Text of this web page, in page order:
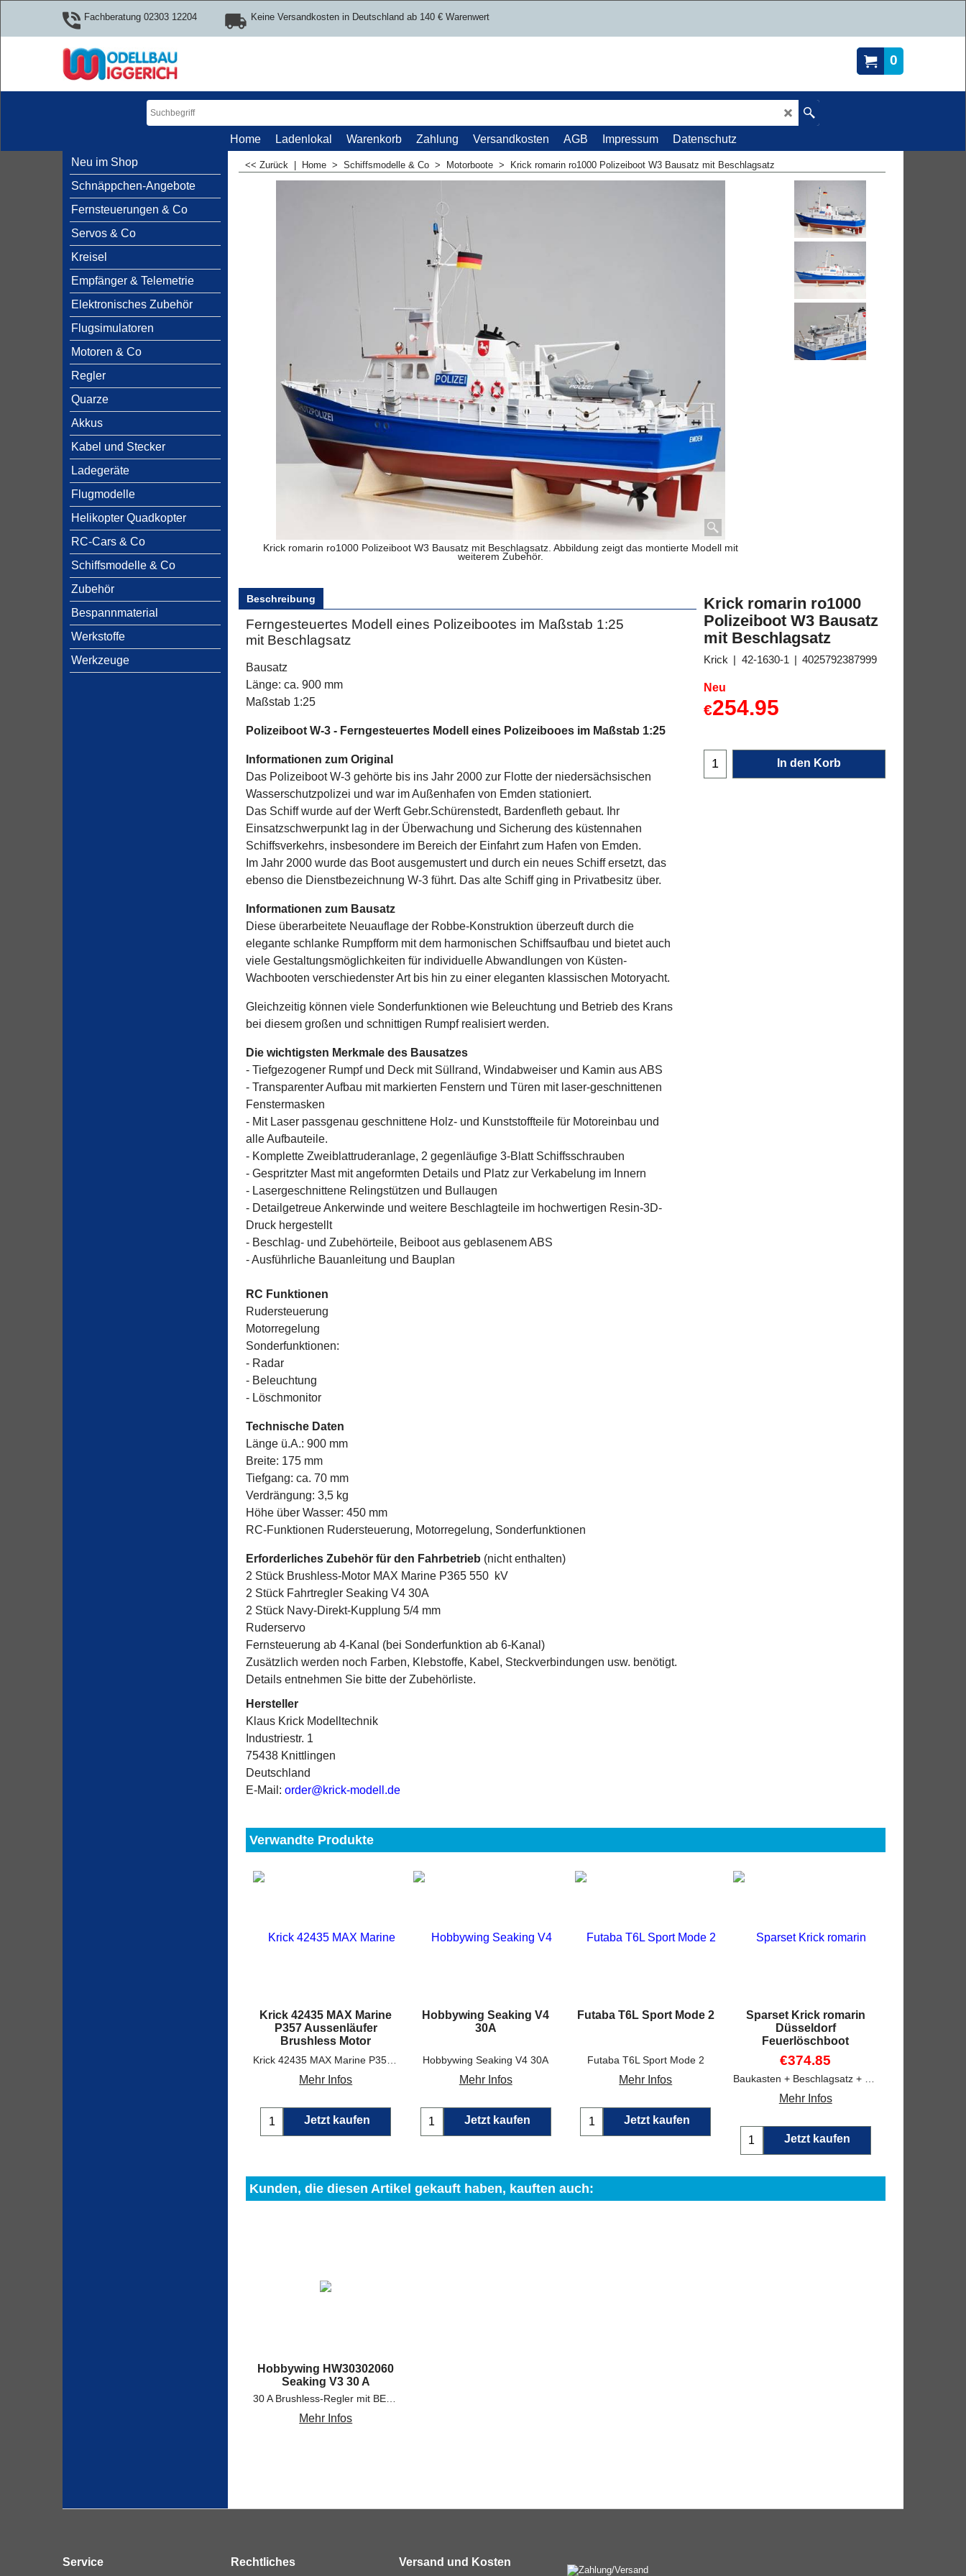
Fachberatung 02303 12204 Keine Versandkosten in Deutschland ab 140 € Warenwert
0
Home Ladenlokal Warenkorb Zahlung Versandkosten AGB Impressum
Datenschutz
Neu im Shop
Schnäppchen-Angebote
Fernsteuerungen & Co
Servos & Co
Kreisel
Empfänger & Telemetrie
Elektronisches Zubehör
Flugsimulatoren
Motoren & Co
Regler
Quarze
Akkus
Kabel und Stecker
Ladegeräte
Flugmodelle
Helikopter Quadkopter
RC-Cars & Co
Schiffsmodelle & Co
Zubehör
Bespannmaterial
Werkstoffe
Werkzeuge
<< Zurück Home > Schiffsmodelle & Co > Motorboote > Krick romarin ro1000 Polizeiboot W3 Bausatz mit Beschlagsatz
Krick romarin ro1000 Polizeiboot W3 Bausatz mit Beschlagsatz. Abbildung zeigt das montierte Modell mit
weiterem Zubehör.
Krick romarin ro1000
Polizeiboot W3 Bausatz
mit Beschlagsatz
Krick 42-1630-1 4025792387999
Neu
€254.95
In den Korb
Beschreibung
Ferngesteuertes Modell eines Polizeibootes im Maßstab 1:25
mit Beschlagsatz
Bausatz
Länge: ca. 900 mm
Maßstab 1:25
Polizeiboot W-3 - Ferngesteuertes Modell eines Polizeibooes im Maßstab 1:25
Informationen zum Original
Das Polizeiboot W-3 gehörte bis ins Jahr 2000 zur Flotte der niedersächsischen
Wasserschutzpolizei und war im Außenhafen von Emden stationiert.
Das Schiff wurde auf der Werft Gebr.Schürenstedt, Bardenfleth gebaut. Ihr
Einsatzschwerpunkt lag in der Überwachung und Sicherung des küstennahen
Schiffsverkehrs, insbesondere im Bereich der Einfahrt zum Hafen von Emden.
Im Jahr 2000 wurde das Boot ausgemustert und durch ein neues Schiff ersetzt, das
ebenso die Dienstbezeichnung W-3 führt. Das alte Schiff ging in Privatbesitz über.
Informationen zum Bausatz
Diese überarbeitete Neuauflage der Robbe-Konstruktion überzeuft durch die
elegante schlanke Rumpfform mit dem harmonischen Schiffsaufbau und bietet auch
viele Gestaltungsmöglichkeiten für individuelle Abwandlungen von Küsten-
Wachbooten verschiedenster Art bis hin zu einer eleganten klassischen Motoryacht.
Gleichzeitig können viele Sonderfunktionen wie Beleuchtung und Betrieb des Krans
bei diesem großen und schnittigen Rumpf realisiert werden.
Die wichtigsten Merkmale des Bausatzes
- Tiefgezogener Rumpf und Deck mit Süllrand, Windabweiser und Kamin aus ABS
- Transparenter Aufbau mit markierten Fenstern und Türen mit laser-geschnittenen
Fenstermasken
- Mit Laser passgenau geschnittene Holz- und Kunststoffteile für Motoreinbau und
alle Aufbauteile.
- Komplette Zweiblattruderanlage, 2 gegenläufige 3-Blatt Schiffsschrauben
- Gespritzter Mast mit angeformten Details und Platz zur Verkabelung im Innern
- Lasergeschnittene Relingstützen und Bullaugen
- Detailgetreue Ankerwinde und weitere Beschlagteile im hochwertigen Resin-3D-
Druck hergestellt
- Beschlag- und Zubehörteile, Beiboot aus geblasenem ABS
- Ausführliche Bauanleitung und Bauplan
RC Funktionen
Rudersteuerung
Motorregelung
Sonderfunktionen:
- Radar
- Beleuchtung
- Löschmonitor
Technische Daten
Länge ü.A.: 900 mm
Breite: 175 mm
Tiefgang: ca. 70 mm
Verdrängung: 3,5 kg
Höhe über Wasser: 450 mm
RC-Funktionen Rudersteuerung, Motorregelung, Sonderfunktionen
Erforderliches Zubehör für den Fahrbetrieb (nicht enthalten)
2 Stück Brushless-Motor MAX Marine P365 550 kV
2 Stück Fahrtregler Seaking V4 30A
2 Stück Navy-Direkt-Kupplung 5/4 mm
Ruderservo
Fernsteuerung ab 4-Kanal (bei Sonderfunktion ab 6-Kanal)
Zusätzlich werden noch Farben, Klebstoffe, Kabel, Steckverbindungen usw. benötigt.
Details entnehmen Sie bitte der Zubehörliste.
Hersteller
Klaus Krick Modelltechnik
Industriestr. 1
75438 Knittlingen
Deutschland
E-Mail: order@krick-modell.de
Verwandte Produkte
Krick 42435 MAX Marine
P357 Aussenläufer
Brushless Motor
Mehr Infos
Jetzt kaufen
Hobbywing Seaking V4
30A
Hobbywing Seaking V4 30A
Mehr Infos
Jetzt kaufen
Futaba T6L Sport Mode 2
Futaba T6L Sport Mode 2
Mehr Infos
Jetzt kaufen
Sparset Krick romarin
Düsseldorf
Feuerlöschboot
€374.85
Mehr Infos
Jetzt kaufen
Kunden, die diesen Artikel gekauft haben, kauften auch:
Hobbywing HW30302060
Seaking V3 30 A
Mehr Infos
Service Rechtliches Versand und Kosten